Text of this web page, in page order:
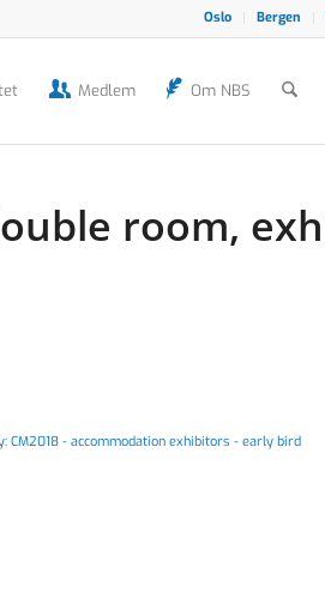
Oslo Bergen
Medlem Om NBS
room,
CM2018 - accommodation exhibitors - early bird